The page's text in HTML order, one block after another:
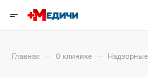
Главная — О клинике —
—